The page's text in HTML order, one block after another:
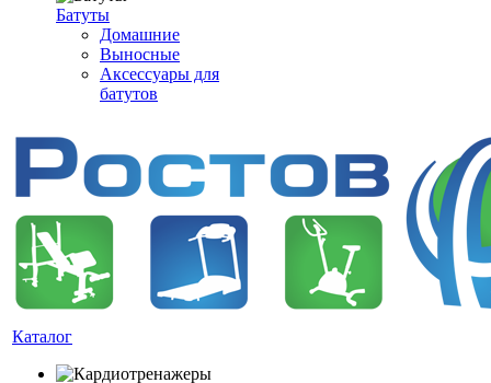
Батуты
Домашние
Выносные
Аксессуары для
батутов
Каталог